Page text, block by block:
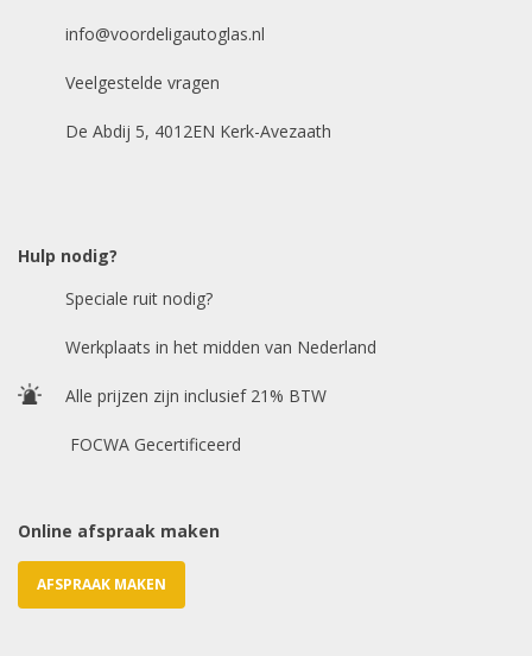
Bouwjaar
E-mailadres *
info@voordeligautoglas.nl
Veelgestelde vragen
De Abdij 5, 4012EN Kerk-Avezaath
Hulp nodig?
Speciale ruit nodig?
Werkplaats in het midden van Nederland
Alle prijzen zijn inclusief 21% BTW
FOCWA Gecertificeerd
Online afspraak maken
AFSPRAAK MAKEN